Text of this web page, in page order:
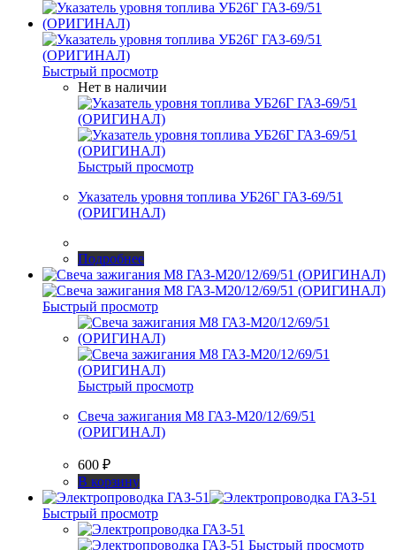
Быстрый просмотр
Нет в наличии
Быстрый просмотр
Указатель уровня топлива УБ26Г ГАЗ-69/51
(ОРИГИНАЛ)
Подробнее
Быстрый просмотр
Быстрый просмотр
Свеча зажигания М8 ГАЗ-М20/12/69/51
(ОРИГИНАЛ)
600 ₽
В корзину
Быстрый просмотр
Быстрый просмотр